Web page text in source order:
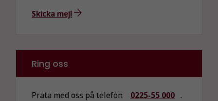
Skicka mejl
Ring oss
Prata med oss på telefon 0225-55 000 .